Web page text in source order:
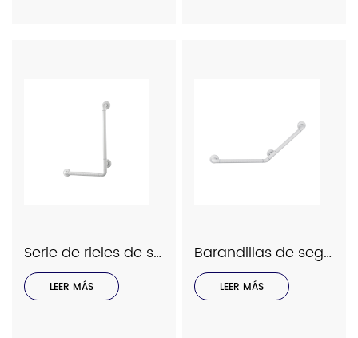
Serie de rieles de seguridad Interhasa modelo 9038
LEER MÁS
Barandillas de seguridad Interhasa Serie Modelo 9036
LEER MÁS